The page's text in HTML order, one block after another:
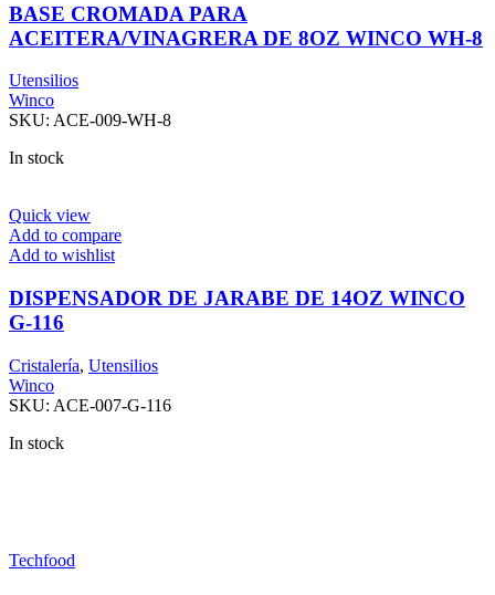
BASE CROMADA PARA
ACEITERA/VINAGRERA DE 8OZ WINCO WH-8
Utensilios
Winco
SKU: ACE-009-WH-8
In stock
Quick view
Add to compare
Add to wishlist
DISPENSADOR DE JARABE DE 14OZ WINCO
G-116
Cristalería, Utensilios
Winco
SKU: ACE-007-G-116
In stock
Techfood